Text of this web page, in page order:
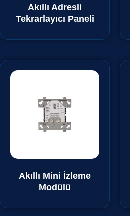
Akıllı Adresli
Tekrarlayıcı Paneli
Akıllı Mini İzleme
Modülü